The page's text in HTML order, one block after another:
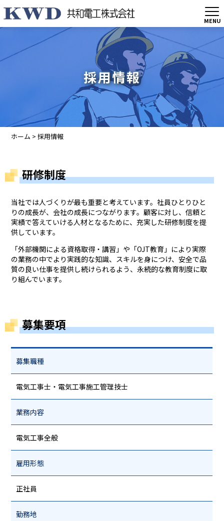
MENU
採用情報
ホーム >採用情報
研修制度
当社では人づくりが最も重要と考えています。社員ひとりひと
りの成長が、会社の成長につながります。顧客に対し、信頼と
実績で答えていける人材となるために、充実した研修制度を提
供しています。
「外部機関による資格取得・講習」や「OJT教育」により実際
の業務の中でより実践的な知識、スキルを身につけ、安全で品
質の良い仕事を提供し続けられるよう、永続的な教育制度に取
り組んでいます。
募集要項
募集職種
電気工事士・電気工事施工管理技士
業務内容
電気工事全般
雇用形態
正社員
勤務地